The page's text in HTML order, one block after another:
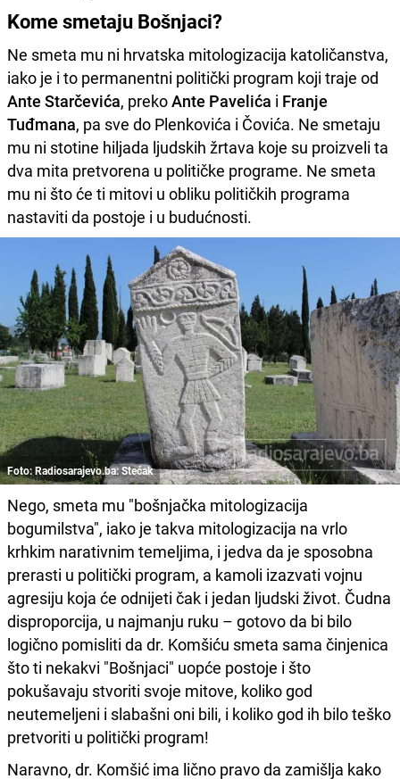
Kome smetaju Bošnjaci?
Ne smeta mu ni hrvatska mitologizacija katoličanstva,
iako je i to permanentni politički program koji traje od
Ante Starčevića, prekoAnte Pavelića i Franje
Tuđmana, pa sve do Plenkovića i Čovića. Ne smetaju
mu ni stotine hiljada ljudskih žrtava koje su proizveli ta
dva mita pretvorena u političke programe. Ne smeta
mu ni što će ti mitovi u obliku političkih programa
nastaviti da postoje i u budućnosti.
Foto: Radiosarajevo.ba: Stećak
Nego, smeta mu "bošnjačka mitologizacija
bogumilstva", iako je takva mitologizacija na vrlo
krhkim narativnim temeljima, i jedva da je sposobna
prerasti u politički program, a kamoli izazvati vojnu
agresiju koja će odnijeti čak i jedan ljudski život. Čudna
disproporcija, u najmanju ruku – gotovo da bi bilo
logično pomisliti da dr. Komšiću smeta sama činjenica
što ti nekakvi "Bošnjaci" uopće postoje i što
pokušavaju stvoriti svoje mitove, koliko god
neutemeljeni i slabašni oni bili, i koliko god ih bilo teško
pretvoriti u politički program!
Naravno, dr. Komšić ima lično pravo da zamišlja kako